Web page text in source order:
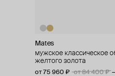
Mates
мужское классическое
желтого золота
от 75 960 ₽ от 84 400 ₽